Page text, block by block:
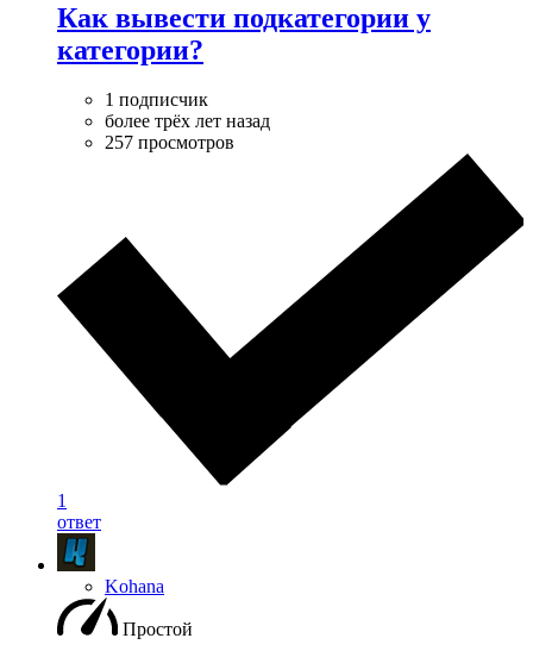
Как вывести подкатегории у
категории?
1 подписчик
более трёх лет назад
257 просмотров
1
ответ
Kohana
Простой